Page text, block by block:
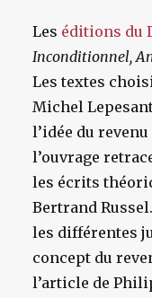
Les éditions du
Inconditionnel,
Les textes
Michel
l’idée du
l’ouvrage
les écrits
Bertrand
les différentes
concept du
l’article de